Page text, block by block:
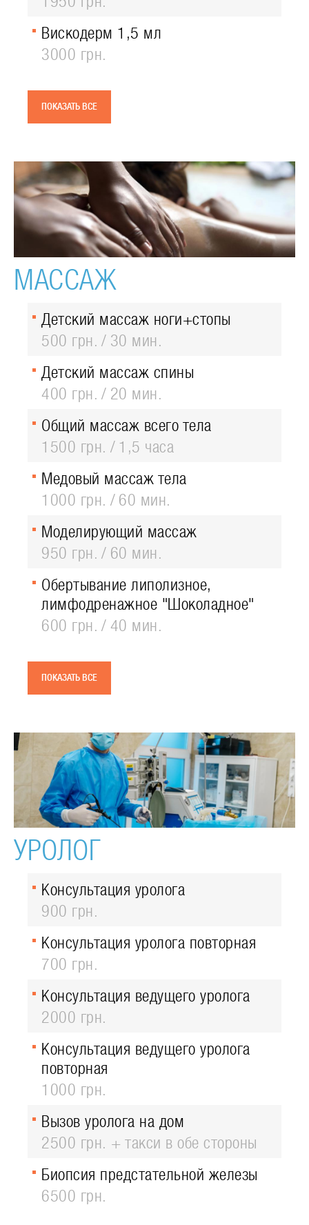
Вискодерм 1,5 мл
3000 грн.
ПОКАЗАТЬ ВСЕ
МАССАЖ
Детский массаж ноги+стопы
500 грн.
30 мин.
Детский массаж спины
400 грн.
20 мин.
Общий массаж всего тела
1500 грн.
1,5 часа
Медовый массаж тела
1000 грн.
60 мин.
Моделирующий массаж
950 грн.
60 мин.
Обертывание липолизное,
лимфодренажное "Шоколадное"
600 грн.
40 мин.
ПОКАЗАТЬ ВСЕ
УРОЛОГ
Консультация уролога
900 грн.
Консультация уролога повторная
700 грн.
Консультация ведущего уролога
2000 грн.
Консультация ведущего уролога
повторная
1000 грн.
Вызов уролога на дом
2500 грн. + такси в обе стороны
Биопсия предстательной железы
6500 грн.